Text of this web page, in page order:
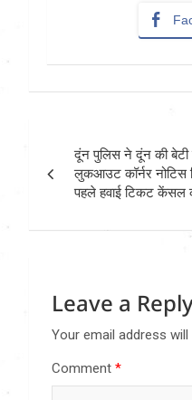
navigation
दूंन पुलिस ने दूंन की बेटी
लुकआउट कॉर्नर नोटिस
पहले हवाई टिकट केंसल
Leave a
Your email address
Comment *